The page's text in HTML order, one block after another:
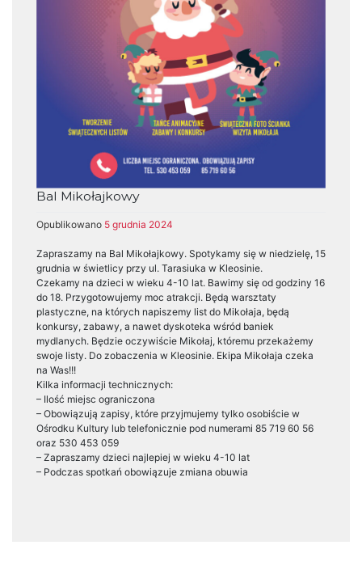
Bal Mikołajkowy
Opublikowano 5 grudnia 2024
Zapraszamy na Bal Mikołajkowy. Spotykamy się w niedzielę, 15
grudnia w świetlicy przy ul. Tarasiuka w Kleosinie.
Czekamy na dzieci w wieku 4-10 lat. Bawimy się od godziny 16
do 18. Przygotowujemy moc atrakcji. Będą warsztaty
plastyczne, na których napiszemy list do Mikołaja, będą
konkursy, zabawy, a nawet dyskoteka wśród baniek
mydlanych. Będzie oczywiście Mikołaj, któremu przekażemy
swoje listy. Do zobaczenia w Kleosinie. Ekipa Mikołaja czeka
na Was!!!
Kilka informacji technicznych:
– Ilość miejsc ograniczona
– Obowiązują zapisy, które przyjmujemy tylko osobiście w
Ośrodku Kultury lub telefonicznie pod numerami 85 719 60 56
oraz 530 453 059
– Zapraszamy dzieci najlepiej w wieku 4-10 lat
– Podczas spotkań obowiązuje zmiana obuwia